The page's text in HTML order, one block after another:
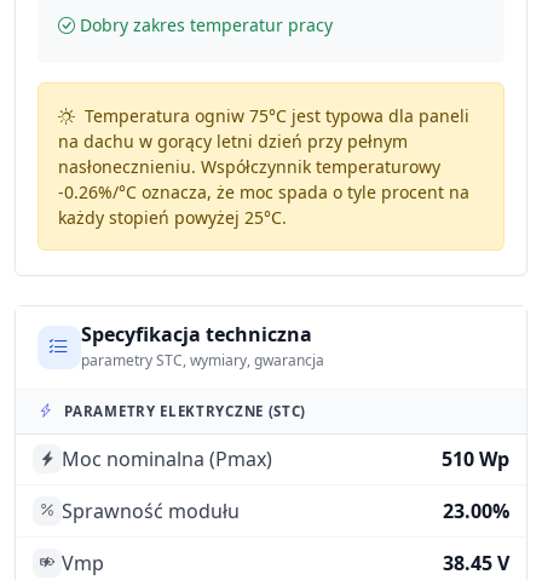
Dobry zakres temperatur pracy
Temperatura ogniw 75°C jest typowa dla paneli
na dachu w gorący letni dzień przy pełnym
nasłonecznieniu. Współczynnik temperaturowy
-0.26%/°Coznacza, że moc spada o tyle procent na
każdy stopień powyżej 25°C.
Specyfikacja techniczna
parametry STC, wymiary, gwarancja
PARAMETRY ELEKTRYCZNE (STC)
Moc nominalna (Pmax)
510 Wp
Sprawność modułu
23.00%
Vmp
38.45 V